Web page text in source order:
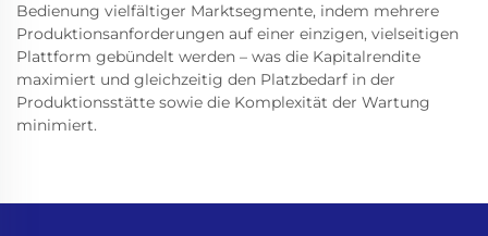
Bedienung vielfältiger Marktsegmente, indem mehrere
Produktionsanforderungen auf einer einzigen, vielseitigen
Plattform gebündelt werden – was die Kapitalrendite
maximiert und gleichzeitig den Platzbedarf in der
Produktionsstätte sowie die Komplexität der Wartung
minimiert.